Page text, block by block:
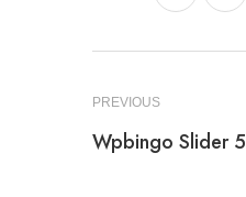
PREVIOUS
Wpbingo Slider 5